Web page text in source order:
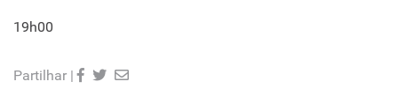
19h00
Partilhar |